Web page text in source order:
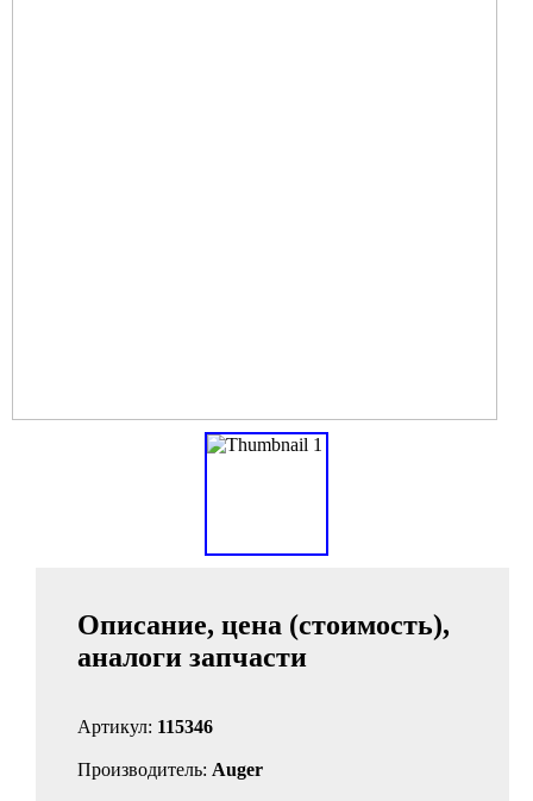
Описание, цена (стоимость),
аналоги запчасти
Артикул: 115346
Производитель: Auger